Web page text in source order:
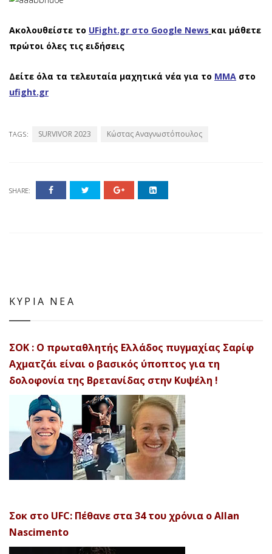
Ακολουθείστε το UFight.gr στο Google News και μάθετε
πρώτοι όλες τις ειδήσεις
Δείτε όλα τα τελευταία μαχητικά νέα για το ΜΜΑ στο
ufight.gr
TAGS: SURVIVOR 2023 Κώστας Αναγνωστόπουλος
SHARE:
ΚΥΡΙΑ ΝΕΑ
ΣΟΚ : Ο πρωταθλητής Ελλάδος πυγμαχίας Σαρίφ
Αχματζάι είναι ο βασικός ύποπτος για τη
δολοφονία της Βρετανίδας στην Κυψέλη !
Σοκ στο UFC: Πέθανε στα 34 του χρόνια ο Allan
Nascimento